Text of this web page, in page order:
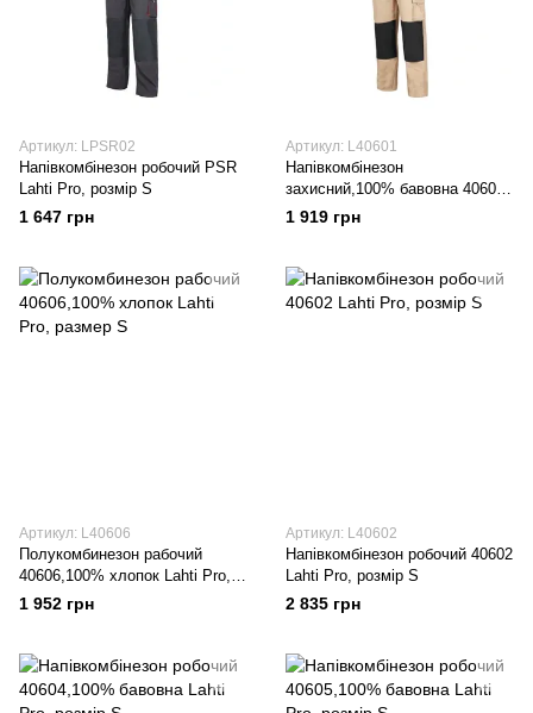
Артикул: LPSR02
Напівкомбінезон робочий PSR
Lahti Pro, розмір S
1 647 грн
Артикул: L40601
Напівкомбінезон
захисний,100% бавовна 40601
Lahti Pro, розмір S
1 919 грн
Артикул: L40606
Полукомбинезон рабочий
40606,100% хлопок Lahti Pro,
размер S
1 952 грн
Артикул: L40602
Напівкомбінезон робочий 40602
Lahti Pro, розмір S
2 835 грн